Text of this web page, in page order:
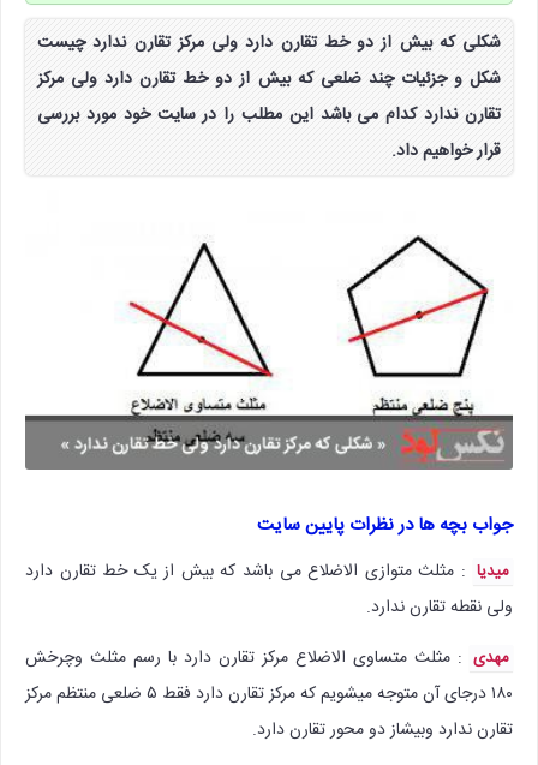
شکلی که بیش از دو خط تقارن دارد ولی مرکز تقارن ندارد چیست
شکل و جزئیات چند ضلعی که بیش از دو خط تقارن دارد ولی مرکز
تقارن ندارد کدام می باشد این مطلب را در سایت خود مورد بررسی
قرار خواهیم داد.
جواب بچه ها در نظرات پایین سایت
میدیا : مثلث متوازی الاضلاع می باشد که بیش از یک خط تقارن دارد
ولی نقطه تقارن ندارد.
مهدی : مثلث متساوی الاضلاع مرکز تقارن دارد با رسم مثلث وچرخش
۱۸۰ درجای آن متوجه میشویم که مرکز تقارن دارد فقط ۵ ضلعی منتظم مرکز
تقارن ندارد وبیشاز دو محور تقارن دارد.